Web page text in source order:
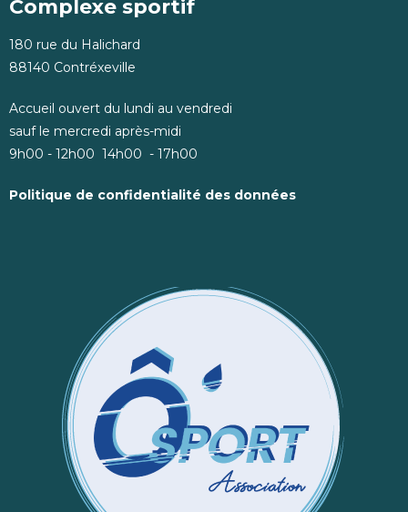
Complexe sportif
180 rue du Halichard
88140 Contréxeville
Accueil ouvert du lundi au vendredi
sauf le mercredi après-midi
9h00 - 12h00 14h00 - 17h00
Politique de confidentialité des données